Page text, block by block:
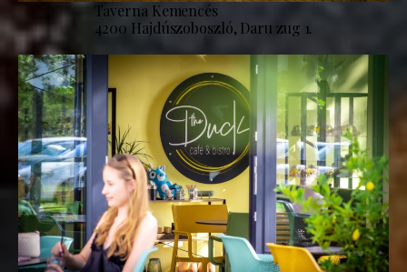
Taverna Kemencés
4200 Hajdúszoboszló, Daru zug 1.